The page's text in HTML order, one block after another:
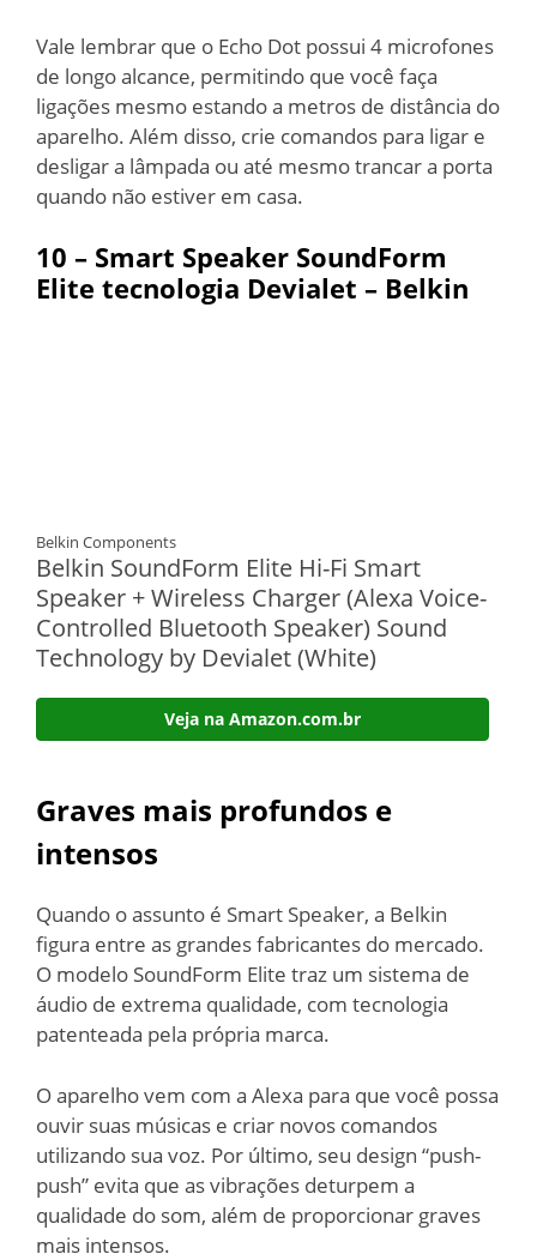
Vale lembrar que o Echo Dot possui 4 microfones
de longo alcance, permitindo que você faça
ligações mesmo estando a metros de distância do
aparelho. Além disso, crie comandos para ligar e
desligar a lâmpada ou até mesmo trancar a porta
quando não estiver em casa.
10 – Smart Speaker SoundForm
Elite tecnologia Devialet – Belkin
Belkin Components
Belkin SoundForm Elite Hi-Fi Smart
Speaker + Wireless Charger (Alexa Voice-
Controlled Bluetooth Speaker) Sound
Technology by Devialet (White)
Veja na Amazon.com.br
Graves mais profundos e
intensos
Quando o assunto é Smart Speaker, a Belkin
figura entre as grandes fabricantes do mercado.
O modelo SoundForm Elite traz um sistema de
áudio de extrema qualidade, com tecnologia
patenteada pela própria marca.
O aparelho vem com a Alexa para que você possa
ouvir suas músicas e criar novos comandos
utilizando sua voz. Por último, seu design “push-
push” evita que as vibrações deturpem a
qualidade do som, além de proporcionar graves
mais intensos.